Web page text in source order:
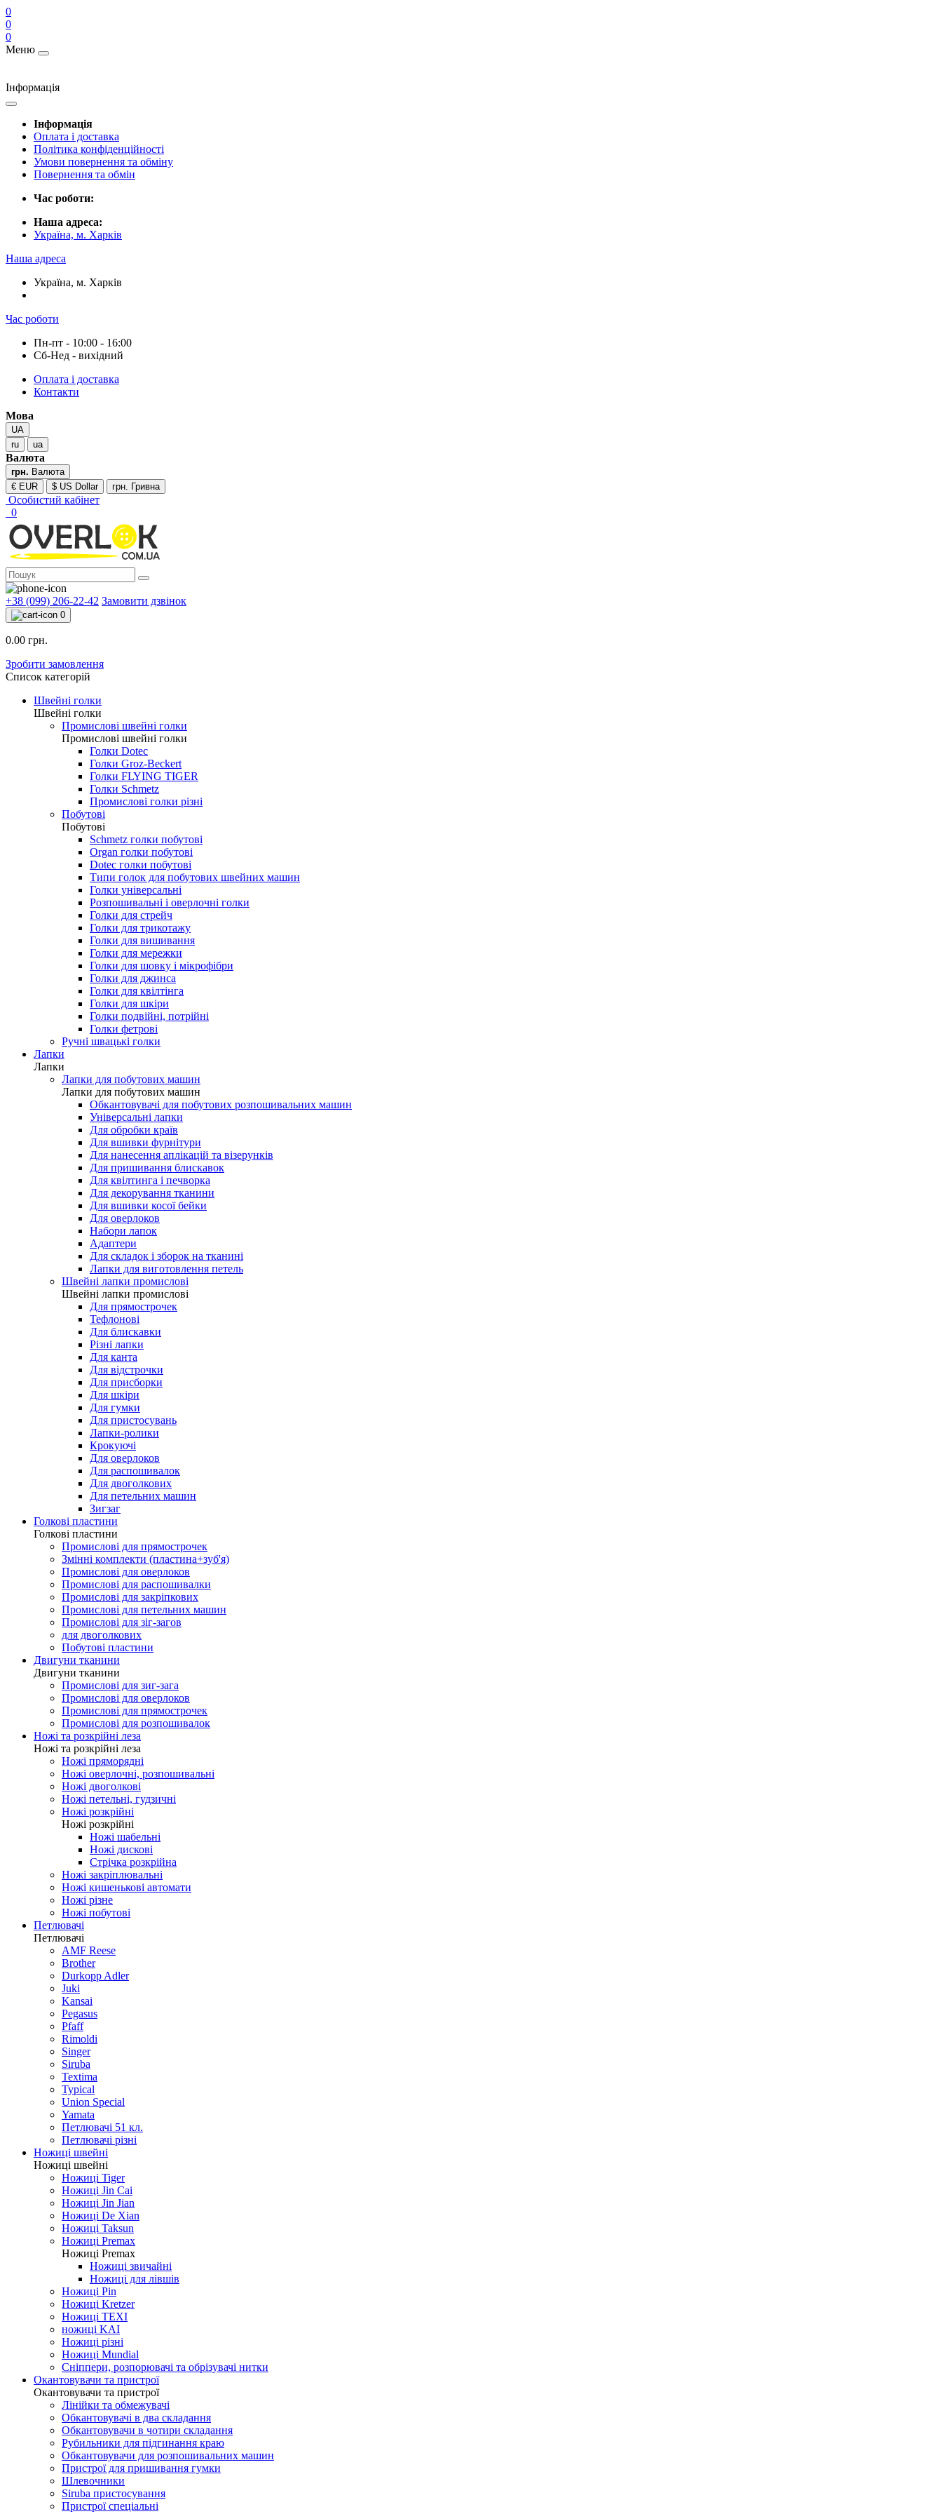
0
0
0
Меню
Інформація
Інформація
Оплата і доставка
Політика конфіденційності
Умови повернення та обміну
Повернення та обмін
Час роботи:
Наша адреса:
Україна, м. Харків
Наша адреса
Україна, м. Харків
Час роботи
Пн-пт - 10:00 - 16:00
Сб-Нед - вихідний
Оплата і доставка
Контакти
Мова
UA
ru
ua
Валюта
грн. Валюта
€ EUR
$ US Dollar грн. Гривна
Особистий кабінет
0
+38 (099) 206-22-42 Замовити дзвінок
0
0.00 грн.
Зробити замовлення
Список категорій
Швейні голки
Швейні голки
Промислові швейні голки
Промислові швейні голки
Голки Dotec
Голки Groz-Beckert
Голки FLYING TIGER
Голки Schmetz
Промислові голки різні
Побутові
Побутові
Schmetz голки побутові
Organ голки побутові
Dotec голки побутові
Типи голок для побутових швейних машин
Голки універсальні
Розпошивальні і оверлочні голки
Голки для стрейч
Голки для трикотажу
Голки для вишивання
Голки для мережки
Голки для шовку і мікрофібри
Голки для джинса
Голки для квілтінга
Голки для шкіри
Голки подвійні, потрійні
Голки фетрові
Ручні швацькі голки
Лапки
Лапки
Лапки для побутових машин
Лапки для побутових машин
Обкантовувачі для побутових розпошивальних машин
Універсальні лапки
Для обробки країв
Для вшивки фурнітури
Для нанесення аплікацій та візерунків
Для пришивання блискавок
Для квілтинга і печворка
Для декорування тканини
Для вшивки косої бейки
Для оверлоков
Набори лапок
Адаптери
Для складок і зборок на тканині
Лапки для виготовлення петель
Швейні лапки промислові
Швейні лапки промислові
Для прямострочек
Тефлонові
Для блискавки
Різні лапки
Для канта
Для відстрочки
Для присборки
Для шкіри
Для гумки
Для пристосувань
Лапки-ролики
Крокуючі
Для оверлоков
Для распошивалок
Для двоголкових
Для петельних машин
Зигзаг
Голкові пластини
Голкові пластини
Промислові для прямострочек
Змінні комплекти (пластина+зуб'я)
Промислові для оверлоков
Промислові для распошивалки
Промислові для закріпкових
Промислові для петельних машин
Промислові для зіг-загов
для двоголкових
Побутові пластини
Двигуни тканини
Двигуни тканини
Промислові для зиг-зага
Промислові для оверлоков
Промислові для прямострочек
Промислові для розпошивалок
Ножі та розкрійні леза
Ножі та розкрійні леза
Ножі пряморядні
Ножі оверлочні, розпошивальні
Ножі двоголкові
Ножі петельні, гудзичні
Ножі розкрійні
Ножі розкрійні
Ножі шабельні
Ножі дискові
Стрічка розкрійна
Ножі закріплювальні
Ножі кишенькові автомати
Ножі різне
Ножі побутові
Петлювачі
Петлювачі
AMF Reese
Brother
Durkopp Adler
Juki
Kansai
Pegasus
Pfaff
Rimoldi
Singer
Siruba
Textima
Typical
Union Special
Yamata
Петлювачі 51 кл.
Петлювачі різні
Ножиці швейні
Ножиці швейні
Ножиці Tiger
Ножиці Jin Cai
Ножиці Jin Jian
Ножиці De Xian
Ножиці Taksun
Ножиці Premax
Ножиці Premax
Ножиці звичайні
Ножиці для лівшів
Ножиці Pin
Ножиці Kretzer
Ножиці TEXI
ножиці KAI
Ножиці різні
Ножиці Mundial
Сніппери, розпорювачі та обрізувачі нитки
Окантовувачи та пристрої
Окантовувачи та пристрої
Лінійки та обмежувачі
Обкантовувачі в два складання
Обкантовувачи в чотири складання
Рубильники для підгинання краю
Обкантовувачи для розпошивальних машин
Пристрої для пришивання гумки
Шлевочники
Siruba пристосування
Пристрої спеціальні